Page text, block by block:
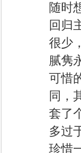
随时
回归
很少
腻隽
可惜
同，
套了
多过
珍惜